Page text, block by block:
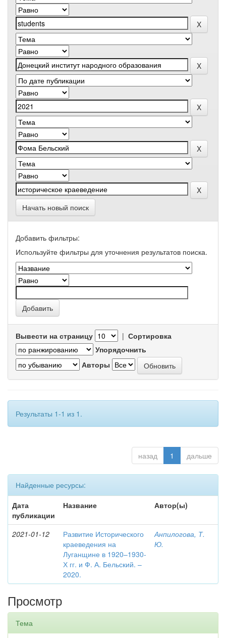
Начать новый поиск
Добавить фильтры:
Используйте фильтры для уточнения результатов поиска.
Вывести на страницу | Сортировка
Упорядочнить
Авторы
Результаты 1-1 из 1.
назад 1 дальше
Найденные ресурсы:
Дата
публикации
Название Автор(ы)
2021-01-12
Развитие Исторического
краеведения на
Луганщине в 1920–1930-
Х гг. и Ф. А. Бельский. –
2020.
Анпилогова, Т.
Ю.
Просмотр
Тема